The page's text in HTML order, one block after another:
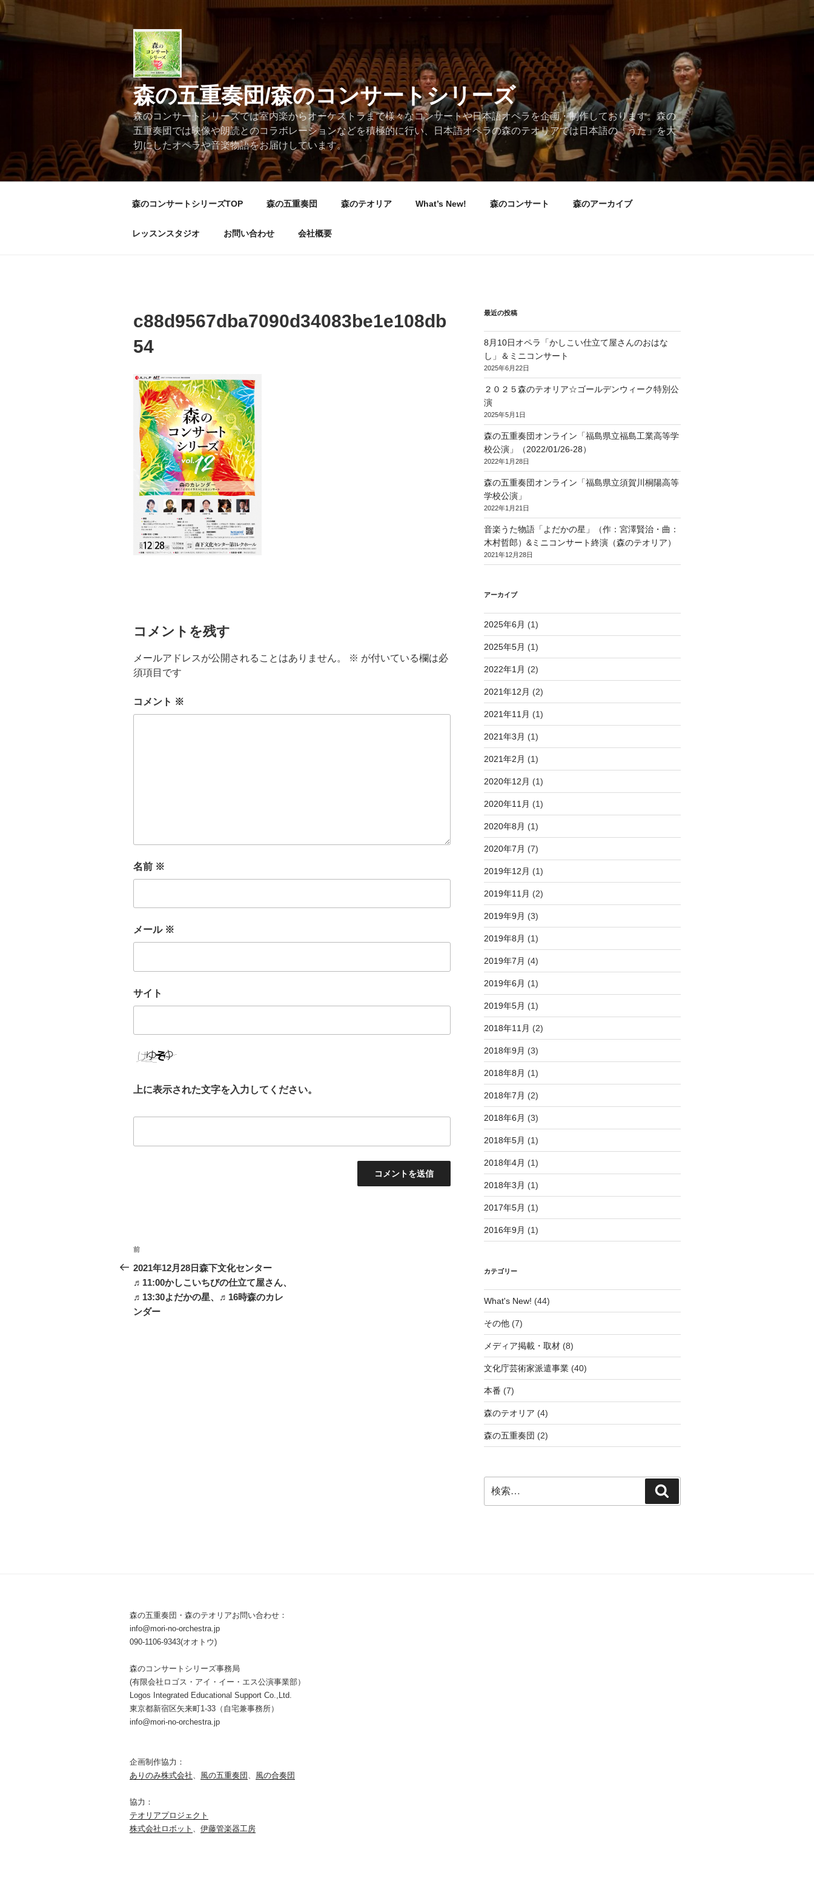
コ
ン
テ
森の五重奏団/森のコンサートシリーズ
森のコンサートシリーズでは室内楽からオーケストラまで様々なコンサートや日本語オペラを企画・制作しております。森の
五重奏団では映像や朗読とのコラボレーションなどを積極的に行い、日本語オペラの森のテオリアでは日本語の「うた」を大
切にしたオペラや音楽物語をお届けしています。
森のコンサートシリーズTOP 森の五重奏団 森のテオリア What’s New! 森のコンサート 森のアーカイブ
レッスンスタジオ お問い合わせ 会社概要
c88d9567dba7090d34083be1e108db
54
コメントを残す
メールアドレスが公開されることはありません。 ※ が付いている欄は必
須項目です
コメント ※
名前 ※
メール ※
サイト
上に表示された文字を入力してください。
投
稿
ナ
ビ
前
の
投
稿
前
2021年12月28日森下文化センター
♬11:00かしこいちびの仕立て屋さん、
♬13:30よだかの星、♬16時森のカレ
ンダー
最近の投稿
8月10日オペラ「かしこい仕立て屋さんのおはな
し」＆ミニコンサート
2025年6月22日
２０２５森のテオリア☆ゴールデンウィーク特別公
演
2025年5月1日
森の五重奏団オンライン「福島県立福島工業高等学
校公演」（2022/01/26-28）
2022年1月28日
森の五重奏団オンライン「福島県立須賀川桐陽高等
学校公演」
2022年1月21日
音楽うた物語「よだかの星」（作：宮澤賢治・曲：
木村哲郎）&ミニコンサート終演（森のテオリア）
2021年12月28日
アーカイブ
2025年6月 (1)
2025年5月 (1)
2022年1月 (2)
2021年12月 (2)
2021年11月 (1)
2021年3月 (1)
2021年2月 (1)
2020年12月 (1)
2020年11月 (1)
2020年8月 (1)
2020年7月 (7)
2019年12月 (1)
2019年11月 (2)
2019年9月 (3)
2019年8月 (1)
2019年7月 (4)
2019年6月 (1)
2019年5月 (1)
2018年11月 (2)
2018年9月 (3)
2018年8月 (1)
2018年7月 (2)
2018年6月 (3)
2018年5月 (1)
2018年4月 (1)
2018年3月 (1)
2017年5月 (1)
2016年9月 (1)
カテゴリー
What's New! (44)
その他(7)
メディア掲載・取材(8)
文化庁芸術家派遣事業(40)
本番 (7)
森のテオリア (4)
森の五重奏団 (2)
索:
索
森の五重奏団・森のテオリアお問い合わせ：
info@mori-no-orchestra.jp
090-1106-9343(オオトウ)
森のコンサートシリーズ事務局
(有限会社ロゴス・アイ・イー・エス公演事業部）
Logos Integrated Educational Support Co.,Ltd.
東京都新宿区矢来町1-33（自宅兼事務所）
info@mori-no-orchestra.jp
企画制作協力：
ありのみ株式会社、 風の五重奏団 、 風の合奏団
協力：
テオリアプロジェクト
株式会社ロボット 、 伊藤管楽器工房